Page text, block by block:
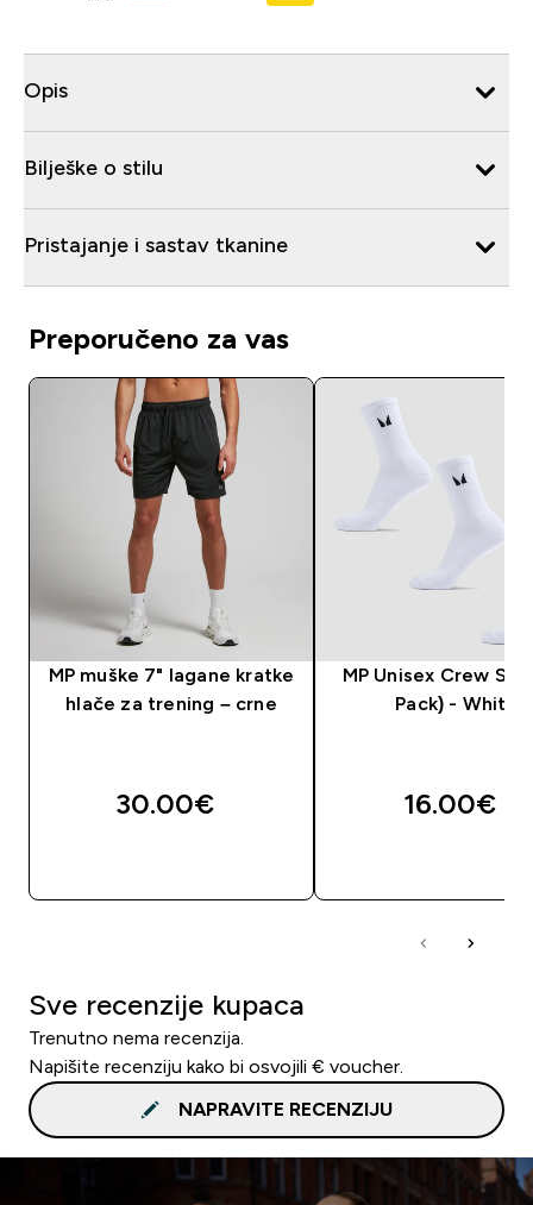
Opis
Bilješke o stilu
Pristajanje i sastav tkanine
Preporučeno za vas
MP muške 7" lagane kratke
hlače za trening – crne
30.00€‎
MP Unisex Crew
Pack) - White
16.00€‎
Sve recenzije kupaca
Trenutno nema recenzija.
Napišite recenziju kako bi osvojili € voucher.
NAPRAVITE RECENZIJU